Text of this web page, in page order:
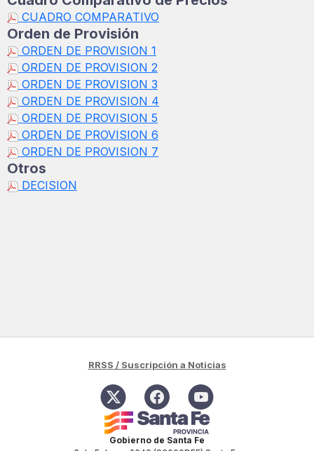
CUADRO COMPARATIVO
Orden de Provisión
ORDEN DE PROVISION 1
ORDEN DE PROVISION 2
ORDEN DE PROVISION 3
ORDEN DE PROVISION 4
ORDEN DE PROVISION 5
ORDEN DE PROVISION 6
ORDEN DE PROVISION 7
Otros
DECISION
RRSS / Suscripción a Noticias
Gobierno de Santa Fe